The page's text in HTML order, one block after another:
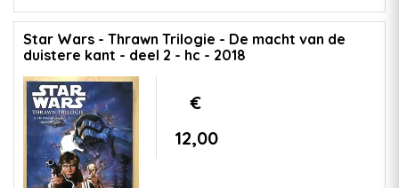
Star Wars - Thrawn Trilogie - De macht van de
duistere kant - deel 2 - hc - 2018
€
12,00